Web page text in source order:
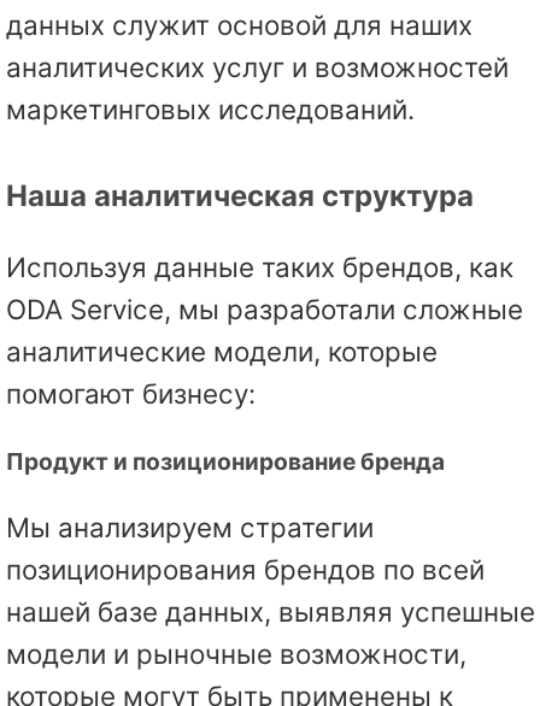
данных служит основой для наших
аналитических услуг и возможностей
маркетинговых исследований.
Наша аналитическая структура
Используя данные таких брендов, как
ODA Service, мы разработали сложные
аналитические модели, которые
помогают бизнесу:
Продукт и позиционирование бренда
Мы анализируем стратегии
позиционирования брендов по всей
нашей базе данных, выявляя успешные
модели и рыночные возможности,
которые могут быть применены к